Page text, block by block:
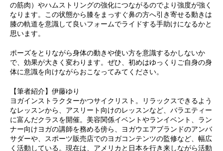
の筋肉）やハムストリングの強化につながるのでより強度が強く
なります。この状態から膝をまっすぐ鼻の方へ引き寄せる動きは
膝の軌道を意識して良いフォームでライドする手助けになるかと
思います。
ポーズをとりながら身体の動きや使い方を意識するかしないか
で、効果が大きく変わります。ぜひ、初めはゆっくりご自身の身
体に意識を向けながらおこなってみてください。
【筆者紹介】伊藤ゆり
ヨガインストラクターかつサイクリスト。リラックスできるよう
なレッスンから、アスリート向けのレッスンなど、バラエティー
に富んだクラスを開催。美容関係イベントやランイベント、ラン
ナー向けヨガの講師を務める傍ら、ヨガウエアブランドのアンバ
サダーや、スポーツ販売店でのヨガコンテンツの監修など、幅広
く活動している。現在は、アメリカと日本を行き来しながら活動